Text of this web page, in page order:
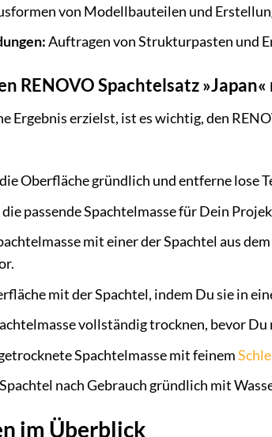
von Modellbauteilen und
Auftragen von Strukturpasten und
RENOVO Spachtelsatz
Ergebnis erzielst, ist es wichtig, den
Oberfläche gründlich und entferne lose
passende Spachtelmasse für Dein
mit einer der Spachtel aus
mit der Spachtel, indem Du sie in
vollständig trocknen, bevor
Spachtelmasse mit feinem
nach Gebrauch gründlich mit
im Überblick